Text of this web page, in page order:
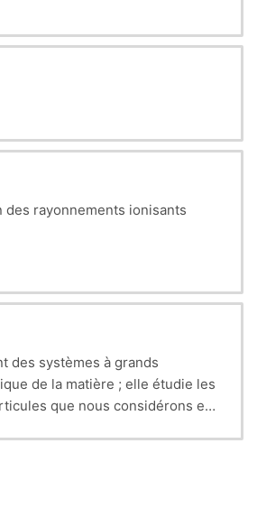
rayonnements ionisants
des systèmes à grands
de la matière ; elle étudie les
que nous considérons en